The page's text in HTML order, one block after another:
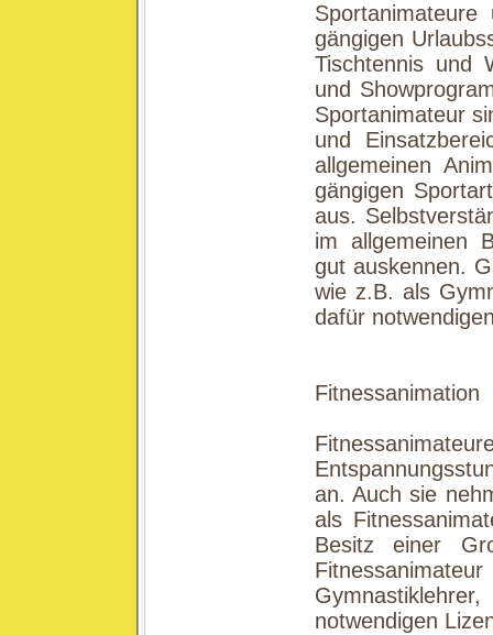
gängigen
Tischtennis und
und
Sportanimateur
und
allgemeinen
gängigen
aus.
im allgemeinen
gut auskennen.
wie z.B. als
dafür
Fitnessanimation
an. Auch sie
als
Besitz einer
notwendigen